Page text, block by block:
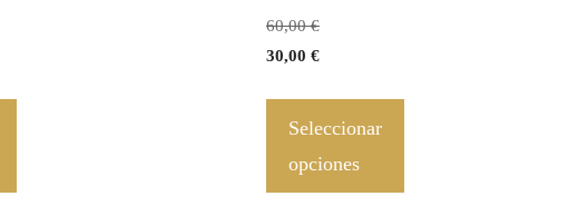
60,00€
30,00 €
Seleccionar
opciones